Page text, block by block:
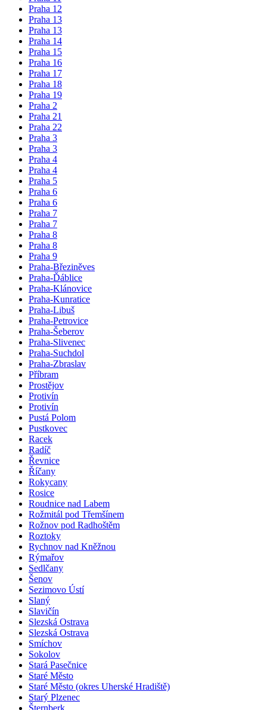
Praha 12
Praha 13
Praha 13
Praha 14
Praha 15
Praha 16
Praha 17
Praha 18
Praha 19
Praha 2
Praha 21
Praha 22
Praha 3
Praha 3
Praha 4
Praha 4
Praha 5
Praha 6
Praha 6
Praha 7
Praha 7
Praha 8
Praha 8
Praha 9
Praha-Březiněves
Praha-Ďáblice
Praha-Klánovice
Praha-Kunratice
Praha-Libuš
Praha-Petrovice
Praha-Šeberov
Praha-Slivenec
Praha-Suchdol
Praha-Zbraslav
Příbram
Prostějov
Protivín
Protivín
Pustá Polom
Pustkovec
Racek
Radíč
Řevnice
Říčany
Rokycany
Rosice
Roudnice nad Labem
Rožmitál pod Třemšínem
Rožnov pod Radhoštěm
Roztoky
Rychnov nad Kněžnou
Rýmařov
Sedlčany
Šenov
Sezimovo Ústí
Slaný
Slavičín
Slezská Ostrava
Slezská Ostrava
Smíchov
Sokolov
Stará Pasečnice
Staré Město
Staré Město (okres Uherské Hradiště)
Starý Plzenec
Šternberk